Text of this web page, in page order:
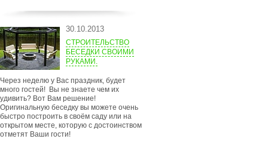
30.10.2013
СТРОИТЕЛЬСТВО
БЕСЕДКИ СВОИМИ
РУКАМИ.
Через неделю у Вас праздник, будет
много гостей! Вы не знаете чем их
удивить? Вот Вам решение!
Оригинальную беседку вы можете очень
быстро построить в своём саду или на
открытом месте, которую с достоинством
отметят Ваши гости!